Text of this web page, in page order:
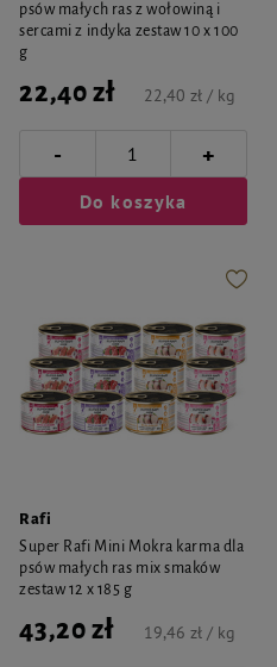
psów małych ras z wołowiną i
sercami z indyka zestaw 10 x 100
g
22,40 zł 22,40 zł / kg
- +
Do koszyka
Rafi
Super Rafi Mini Mokra karma dla
psów małych ras mix smaków
zestaw 12 x 185 g
43,20 zł 19,46 zł / kg